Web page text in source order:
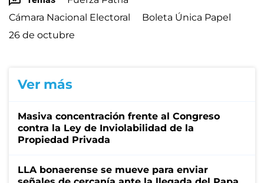
Cámara Nacional Electoral
Boleta Única Papel
26 de octubre
Ver más
Masiva concentración frente al Congreso
contra la Ley de Inviolabilidad de la
Propiedad Privada
LLA bonaerense se mueve para enviar